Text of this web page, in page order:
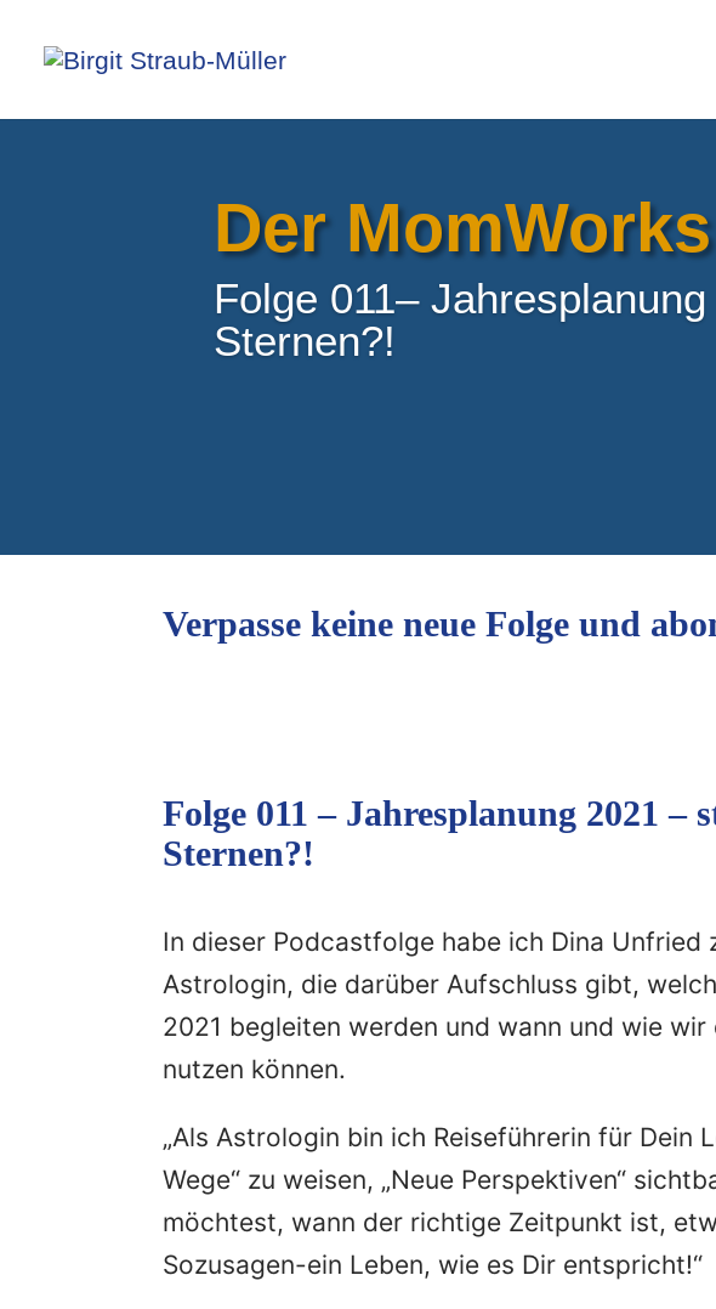
Der
Folge 011–
Sternen?!
Verpasse keine neue Folge und
Folge 011 – Jahresplanung 2021 –
Sternen?!
In dieser Podcastfolge habe ich Dina Unfried
Astrologin, die darüber Aufschluss gibt,
2021 begleiten werden und wann und wie
nutzen können.
„Als Astrologin bin ich Reiseführerin für Dein
Wege“ zu weisen, „Neue Perspektiven“
möchtest, wann der richtige Zeitpunkt ist,
Sozusagen-ein Leben, wie es Dir entspricht!“